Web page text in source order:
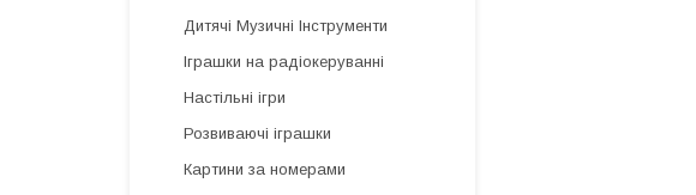
Дитячі Музичні Інструменти
Іграшки на радіокеруванні
Настільні ігри
Розвиваючі іграшки
Картини за номерами